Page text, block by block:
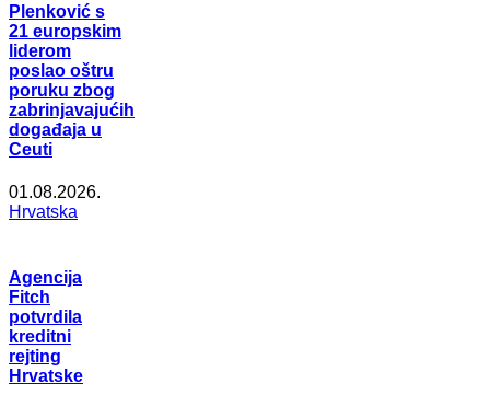
Plenković s
21 europskim
liderom
poslao oštru
poruku zbog
zabrinjavajućih
događaja u
Ceuti
01.08.2026.
Hrvatska
Agencija
Fitch
potvrdila
kreditni
rejting
Hrvatske